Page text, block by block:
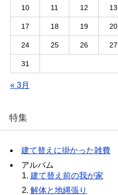
10 11 12 13
17 18 19 20
24 25 26 27
31
« 3月
特集
建て替えに掛かった雑費
アルバム
建て替え前の我が家
解体と地縄張り